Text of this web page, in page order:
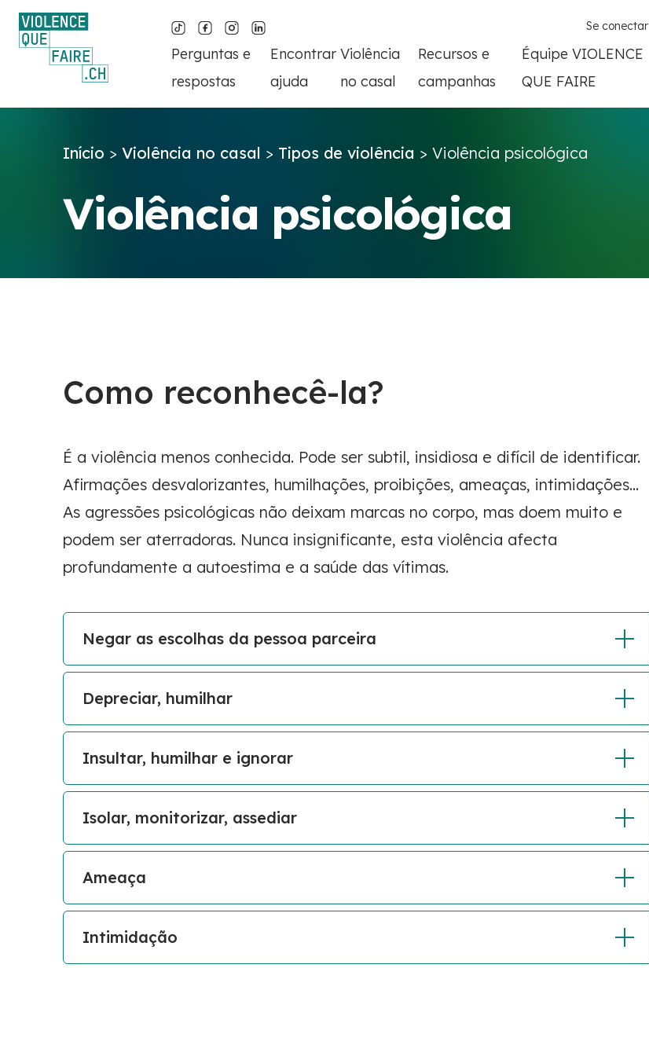
Se conectar
Perguntas e
respostas
Encontrar
ajuda
Violência
no casal
Recursos e
campanhas
Équipe VIOLENCE
QUE FAIRE
Início > Violência no casal > Tipos de violência > Violência psicológica
Violência psicológica
Como reconhecê-la?
É a violência menos conhecida. Pode ser subtil, insidiosa e difícil de identificar.
Afirmações desvalorizantes, humilhações, proibições, ameaças, intimidações…
As agressões psicológicas não deixam marcas no corpo, mas doem muito e
podem ser aterradoras. Nunca insignificante, esta violência afecta
profundamente a autoestima e a saúde das vítimas.
Negar as escolhas da pessoa parceira
Depreciar, humilhar
Insultar, humilhar e ignorar
Isolar, monitorizar, assediar
Ameaça
Intimidação